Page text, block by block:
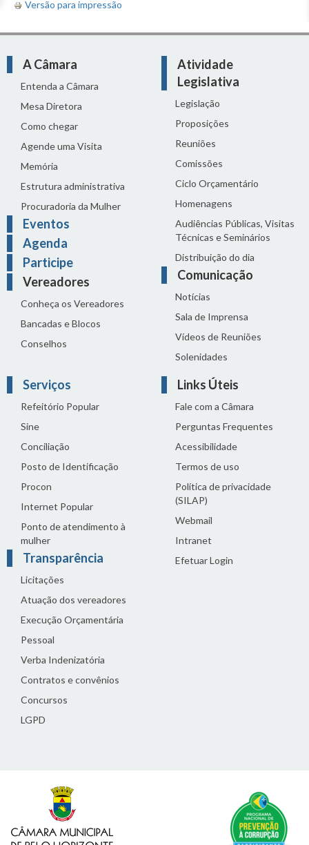
Versão para impressão
A Câmara
Entenda a Câmara
Mesa Diretora
Como chegar
Agende uma Visita
Memória
Estrutura administrativa
Procuradoria da Mulher
Eventos
Agenda
Participe
Vereadores
Conheça os Vereadores
Bancadas e Blocos
Conselhos
Atividade
Legislativa
Legislação
Proposições
Reuniões
Comissões
Ciclo Orçamentário
Homenagens
Audiências Públicas, Visitas
Técnicas e Seminários
Distribuição do dia
Comunicação
Notícias
Sala de Imprensa
Vídeos de Reuniões
Solenidades
Serviços
Refeitório Popular
Sine
Conciliação
Posto de Identificação
Procon
Internet Popular
Ponto de atendimento à
mulher
Transparência
Licitações
Atuação dos vereadores
Execução Orçamentária
Pessoal
Verba Indenizatória
Contratos e convênios
Concursos
LGPD
Links Úteis
Fale com a Câmara
Perguntas Frequentes
Acessibilidade
Termos de uso
Política de privacidade
(SILAP)
Webmail
Intranet
Efetuar Login